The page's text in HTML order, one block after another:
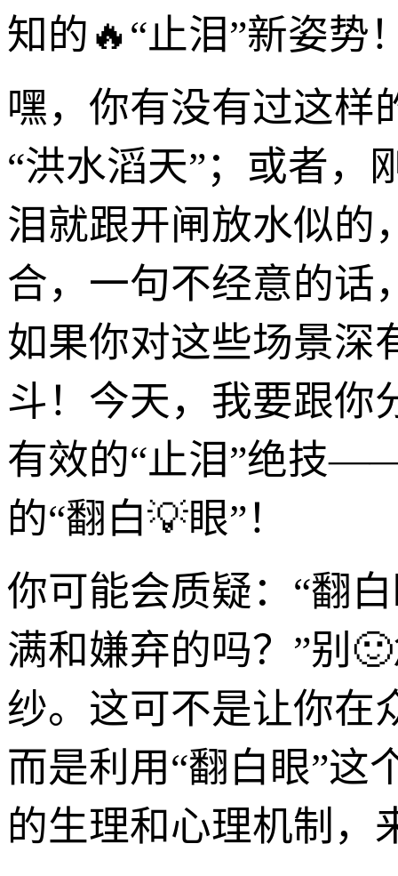
知的🔥“止泪”新姿势
嘿，你有没有过这样
“洪水滔天”；或者，
泪就跟开闸放水似的
合，一句不经意的话
如果你对这些场景深
斗！今天，我要跟你
有效的“止泪”绝技
的“翻白💡眼”！
你可能会质疑：“翻
满和嫌弃的吗？”别
纱。这可不是让你在
而是利用“翻白眼”这
的生理和心理机制，